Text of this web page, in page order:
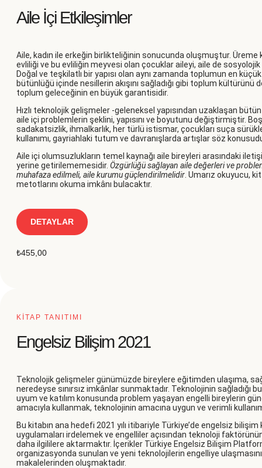
Aile İçi Etkileşimler
Aile, kadın ile erkeğin birlikteliğinin sonucunda oluşmuştur. Üreme
evliliği ve bu evliliğin meyvesi olan çocuklar aileyi, aile de
Doğal ve teşkilatlı bir yapısı olan aynı zamanda toplumun en
bütünlüğü içinde nesillerin akışını sağladığı gibi toplum kültürünü
toplum geleceğinin en büyük garantisidir.
Hızlı teknolojik gelişmeler -geleneksel yapısından uzaklaşan
aile içi problemlerin şeklini, yapısını ve boyutunu değiştirmiştir.
sadakatsizlik, ihmalkarlık, her türlü istismar, çocukları suça
kullanımı, gayriahlaki tutum ve davranışlarda artışlar söz
Aile içi olumsuzlukların temel kaynağı aile bireyleri arasındaki
yerine getirilememesidir. Özgürlüğü sağlayan aile değerleri ve
muhafaza edilmeli, aile kurumu güçlendirilmelidir . Umarız okuyucu,
metotlarını okuma imkânı bulacaktır.
DETAYLAR
₺455,00
KİTAP TANITIMI
Engelsiz Bilişim 2021
Teknolojik gelişmeler günümüzde bireylere eğitimden ulaşıma,
neredeyse sınırsız imkânlar sunmaktadır. Teknolojinin sağladığı
uyum ve katılım konusunda problem yaşayan engelli bireylerin
amacıyla kullanmak, teknolojinin amacına uygun ve verimli
Bu kitabın ana hedefi 2021 yılı itibariyle Türkiye’de engelsiz bilişim
uygulamaları irdelemek ve engelliler açısından teknoloji
daha ilgililere aktarmaktır. İçerikler Türkiye Engelsiz Bilişim
organizasyonda sunulan ve yeni teknolojilerin engelliye
makalelerinden oluşmaktadır.